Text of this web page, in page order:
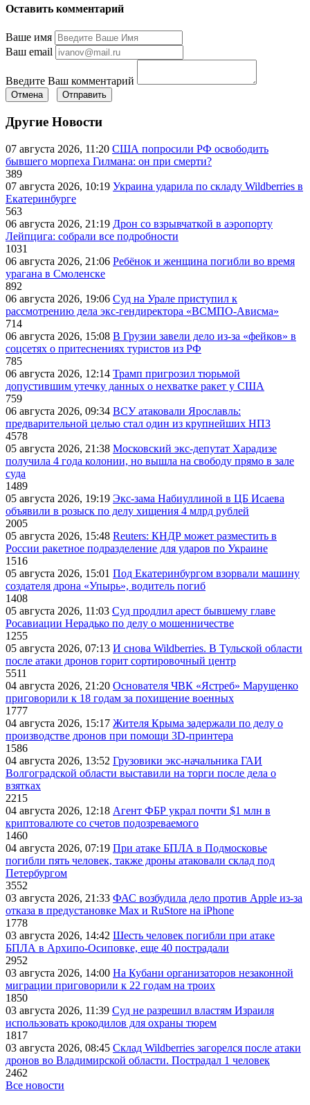
Оставить комментарий
Ваше имя
Ваш email
Введите Ваш комментарий
Отмена Отправить
Другие Новости
07 августа 2026, 11:20 США попросили РФ освободить
бывшего морпеха Гилмана: он при смерти?
389
07 августа 2026, 10:19 Украина ударила по складу Wildberries в
Екатеринбурге
563
06 августа 2026, 21:19 Дрон со взрывчаткой в аэропорту
Лейпцига: собрали все подробности
1031
06 августа 2026, 21:06 Ребёнок и женщина погибли во время
урагана в Смоленске
892
06 августа 2026, 19:06 Суд на Урале приступил к
рассмотрению дела экс-гендиректора «ВСМПО-Ависма»
714
06 августа 2026, 15:08 В Грузии завели дело из-за «фейков» в
соцсетях о притеснениях туристов из РФ
785
06 августа 2026, 12:14 Трамп пригрозил тюрьмой
допустившим утечку данных о нехватке ракет у США
759
06 августа 2026, 09:34 ВСУ атаковали Ярославль:
предварительной целью стал один из крупнейших НПЗ
4578
05 августа 2026, 21:38 Московский экс-депутат Харадизе
получила 4 года колонии, но вышла на свободу прямо в зале
суда
1489
05 августа 2026, 19:19 Экс-зама Набиуллиной в ЦБ Исаева
объявили в розыск по делу хищения 4 млрд рублей
2005
05 августа 2026, 15:48 Reuters: КНДР может разместить в
России ракетное подразделение для ударов по Украине
1516
05 августа 2026, 15:01 Под Екатеринбургом взорвали машину
создателя дрона «Упырь», водитель погиб
1408
05 августа 2026, 11:03 Суд продлил арест бывшему главе
Росавиации Нерадько по делу о мошенничестве
1255
05 августа 2026, 07:13 И снова Wildberries. В Тульской области
после атаки дронов горит сортировочный центр
5511
04 августа 2026, 21:20 Основателя ЧВК «Ястреб» Марущенко
приговорили к 18 годам за похищение военных
1777
04 августа 2026, 15:17 Жителя Крыма задержали по делу о
производстве дронов при помощи 3D‑принтера
1586
04 августа 2026, 13:52 Грузовики экс-начальника ГАИ
Волгоградской области выставили на торги после дела о
взятках
2215
04 августа 2026, 12:18 Агент ФБР украл почти $1 млн в
криптовалюте со счетов подозреваемого
1460
04 августа 2026, 07:19 При атаке БПЛА в Подмосковье
погибли пять человек, также дроны атаковали склад под
Петербургом
3552
03 августа 2026, 21:33 ФАС возбудила дело против Apple из-за
отказа в предустановке Max и RuStore на iPhone
1778
03 августа 2026, 14:42 Шесть человек погибли при атаке
БПЛА в Архипо-Осиповке, еще 40 пострадали
2952
03 августа 2026, 14:00 На Кубани организаторов незаконной
миграции приговорили к 22 годам на троих
1850
03 августа 2026, 11:39 Суд не разрешил властям Израиля
использовать крокодилов для охраны тюрем
1817
03 августа 2026, 08:45 Склад Wildberries загорелся после атаки
дронов во Владимирской области. Пострадал 1 человек
2462
Все новости